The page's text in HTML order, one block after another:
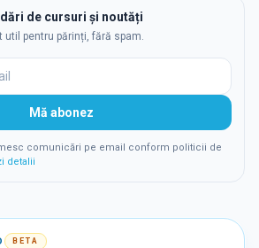
de cursuri și noutăți
pentru părinți, fără spam.
Mă abonez
comunicări pe email conform politicii de
detalii
BETA